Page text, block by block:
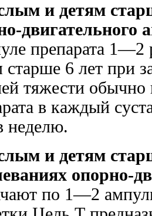
и детям
двигательного
препарата
старше 6 лет при
тяжести
в каждый
неделю.
и детям
опорно-
по 1—2